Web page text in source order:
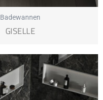
Badewannen
GISELLE